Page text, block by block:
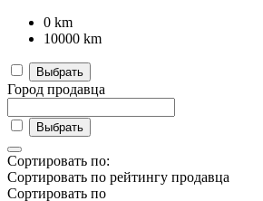
0 km
10000 km
Выбрать
Город продавца
Выбрать
Сортировать по:
Сортировать по рейтингу продавца
Сортировать по